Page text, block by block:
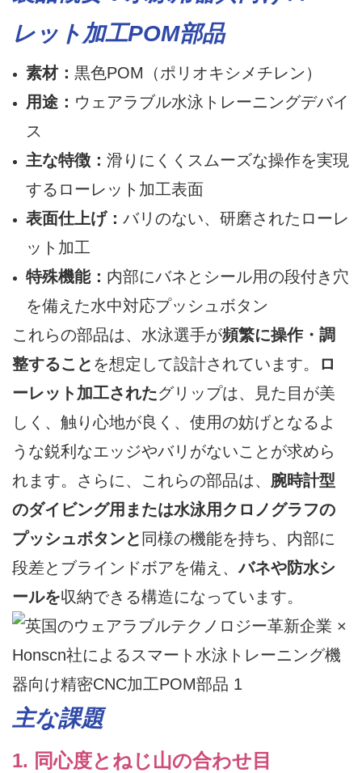
レット加工POM部品
素材： 黒色POM（ポリオキシメチレン）
用途： ウェアラブル水泳トレーニングデバイ
ス
主な特徴： 滑りにくくスムーズな操作を実現
するローレット加工表面
表面仕上げ： バリのない、研磨されたローレ
ット加工
特殊機能： 内部にバネとシール用の段付き穴
を備えた水中対応プッシュボタン
これらの部品は、水泳選手が頻繁に操作・調
整すること を想定して設計されています。
ロ
ーレット加工されたグリップは、見た目が美
しく、触り心地が良く、使用の妨げとなるよ
うな鋭利なエッジやバリがないことが求めら
れます。さらに、これらの部品は、 腕時計型
のダイビング用または水泳用クロノグラフの
プッシュボタンと 同様の機能を持ち、内部に
段差とブラインドボアを備え、バネや防水シ
ールを収納できる構造になっています。
主な課題
1. 同心度とねじ山の合わせ目